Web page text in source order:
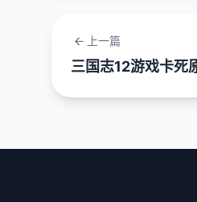
上一篇
三国志12游戏卡死